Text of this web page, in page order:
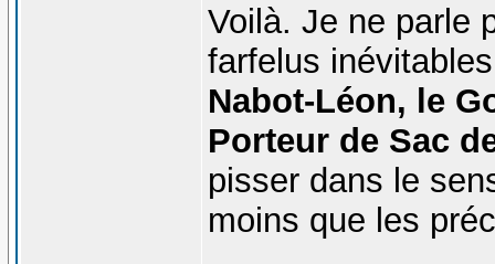
Voilà. Je ne parle
farfelus
Nabot-Léon, le
Porteur de Sac
pisser dans le
moins que les